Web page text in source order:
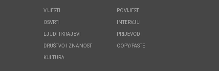
VIJESTI
OSVRTI
LJUDI I KRAJEVI
DRUŠTVO I ZNANOST
KULTURA
POVIJEST
INTERVJU
PRIJEVODI
COPY/PASTE